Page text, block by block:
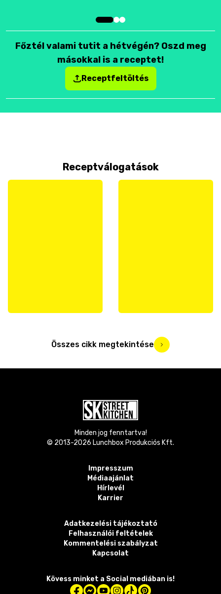
Főztél valami tutit a hétvégén? Oszd meg
másokkal is a receptet!
Receptfeltöltés
Receptválogatások
Összes cikk megtekintése
Minden jog fenntartva!
© 2013-2026 Lunchbox Produkciós Kft.
Impresszum
Médiaajánlat
Hírlevél
Karrier
Adatkezelési tájékoztató
Felhasználói feltételek
Kommentelési szabályzat
Kapcsolat
Kövess minket a Social mediában is!